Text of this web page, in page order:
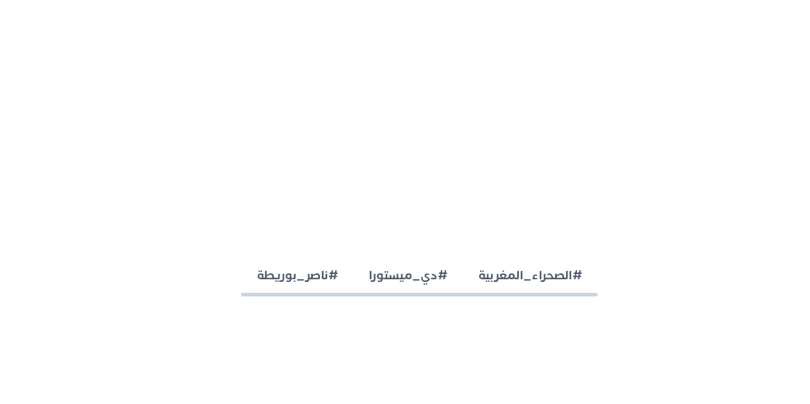
#الصحراء_المغربية #دي_ميستورا #ناصر_بوريطة